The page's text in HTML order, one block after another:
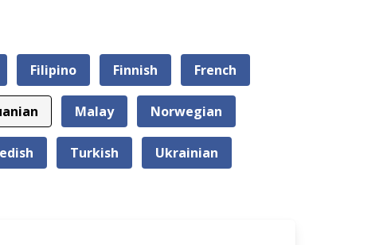
Filipino Finnish French
Malay Norwegian
Turkish Ukrainian